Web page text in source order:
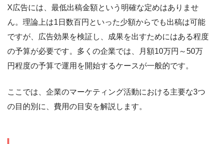
X広告には、最低出稿金額という明確な定めはありませ
ん。理論上は1日数百円といった少額からでも出稿は可能
ですが、広告効果を検証し、成果を出すためにはある程度
の予算が必要です。多くの企業では、月額10万円～50万
円程度の予算で運用を開始するケースが一般的です。
ここでは、企業のマーケティング活動における主要な3つ
の目的別に、費用の目安を解説します。